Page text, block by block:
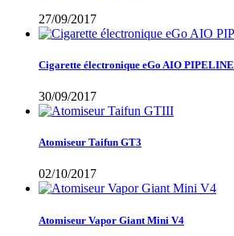
27/09/2017
Cigarette électronique eGo AIO PIPELINE
30/09/2017
Atomiseur Taifun GT3
02/10/2017
Atomiseur Vapor Giant Mini V4